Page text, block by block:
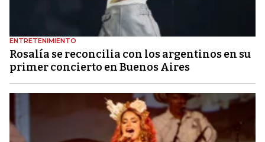
ENTRETENIMIENTO
Rosalía se reconcilia con los argentinos en su
primer concierto en Buenos Aires